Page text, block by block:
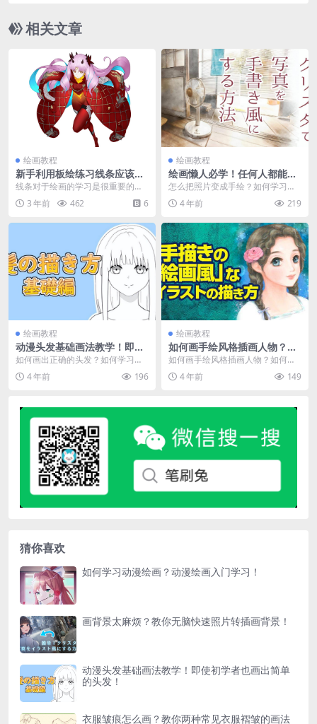
相关文章
绘画教程
新手利用板绘练习线条应该如
何做呢？
线条对于绘画的学习是很重要的一
个存在，任何一个画师甚至于大
师，都免不了线条的练习...
3 年前 462 6
绘画教程
绘画懒人必学！任何人都能学
会的照片转手绘流程！
怎么把照片变成手绘？如何学习绘
画？想必这些都是绘画初学者们经
常在想的问题吧，就是...
4 年前 219
绘画教程
动漫头发基础画法教学！即使
初学者也画出简单的头发！
如何画出正确的头发？如何学习绘
画？想必这些都是绘画初学者们经
常在想的问题吧，就是...
4 年前 196
绘画教程
如何画手绘风格插画人物？教
你手绘风格插画的方法！
如何画手绘风格插画人物？如何学
习绘画？想必这些都是绘画初学者
们经常在想的问题吧，...
4 年前 149
猜你喜欢
如何学习动漫绘画？动漫绘画入门学习！
画背景太麻烦？教你无脑快速照片转插画背景！
动漫头发基础画法教学！即使初学者也画出简单
的头发！
衣服皱痕怎么画？教你两种常见衣服褶皱的画法